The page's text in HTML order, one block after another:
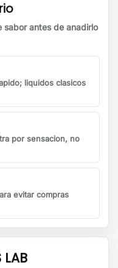
sabor antes de anadirlo
liquidos clasicos
por sensacion, no
evitar compras
LAB